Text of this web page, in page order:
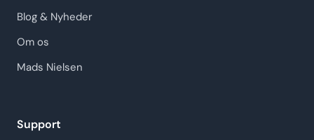
Blog & Nyheder
Om os
Mads Nielsen
Support